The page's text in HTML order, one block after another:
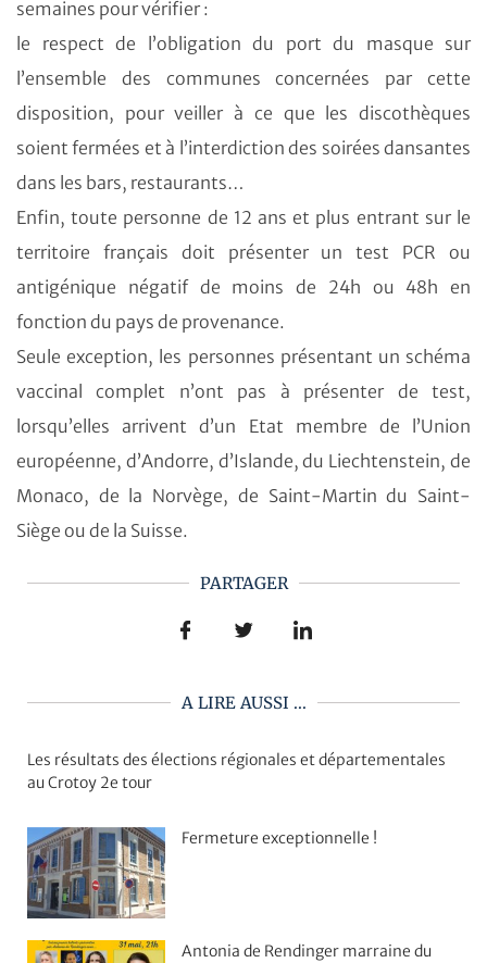
semaines pour vérifier :
le respect de l’obligation du port du masque sur
l’ensemble des communes concernées par cette
disposition, pour veiller à ce que les discothèques
soient fermées et à l’interdiction des soirées dansantes
dans les bars, restaurants…
Enfin, toute personne de 12 ans et plus entrant sur le
territoire français doit présenter un test PCR ou
antigénique négatif de moins de 24h ou 48h en
fonction du pays de provenance.
Seule exception, les personnes présentant un schéma
vaccinal complet n’ont pas à présenter de test,
lorsqu’elles arrivent d’un Etat membre de l’Union
européenne, d’Andorre, d’Islande, du Liechtenstein, de
Monaco, de la Norvège, de Saint-Martin du Saint-
Siège ou de la Suisse.
PARTAGER
A LIRE AUSSI ...
Les résultats des élections régionales et départementales
au Crotoy 2e tour
Fermeture exceptionnelle !
Antonia de Rendinger marraine du